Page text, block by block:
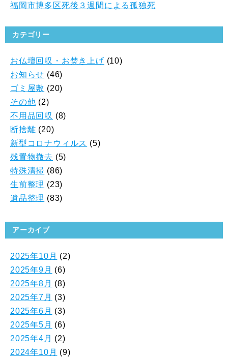
福岡市博多区死後３週間による孤独死
カテゴリー
お仏壇回収・お焚き上げ (10)
お知らせ (46)
ゴミ屋敷 (20)
その他 (2)
不用品回収 (8)
断捨離 (20)
新型コロナウィルス (5)
残置物撤去 (5)
特殊清掃 (86)
生前整理 (23)
遺品整理 (83)
アーカイブ
2025年10月 (2)
2025年9月 (6)
2025年8月 (8)
2025年7月 (3)
2025年6月 (3)
2025年5月 (6)
2025年4月 (2)
2024年10月 (9)